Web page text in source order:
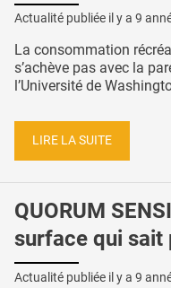
Actualité publiée il y a 9
La consommation
s’achève pas avec la
l’Université de
LIRE LA SUITE
QUORUM
surface qui sait
Actualité publiée il y a 9